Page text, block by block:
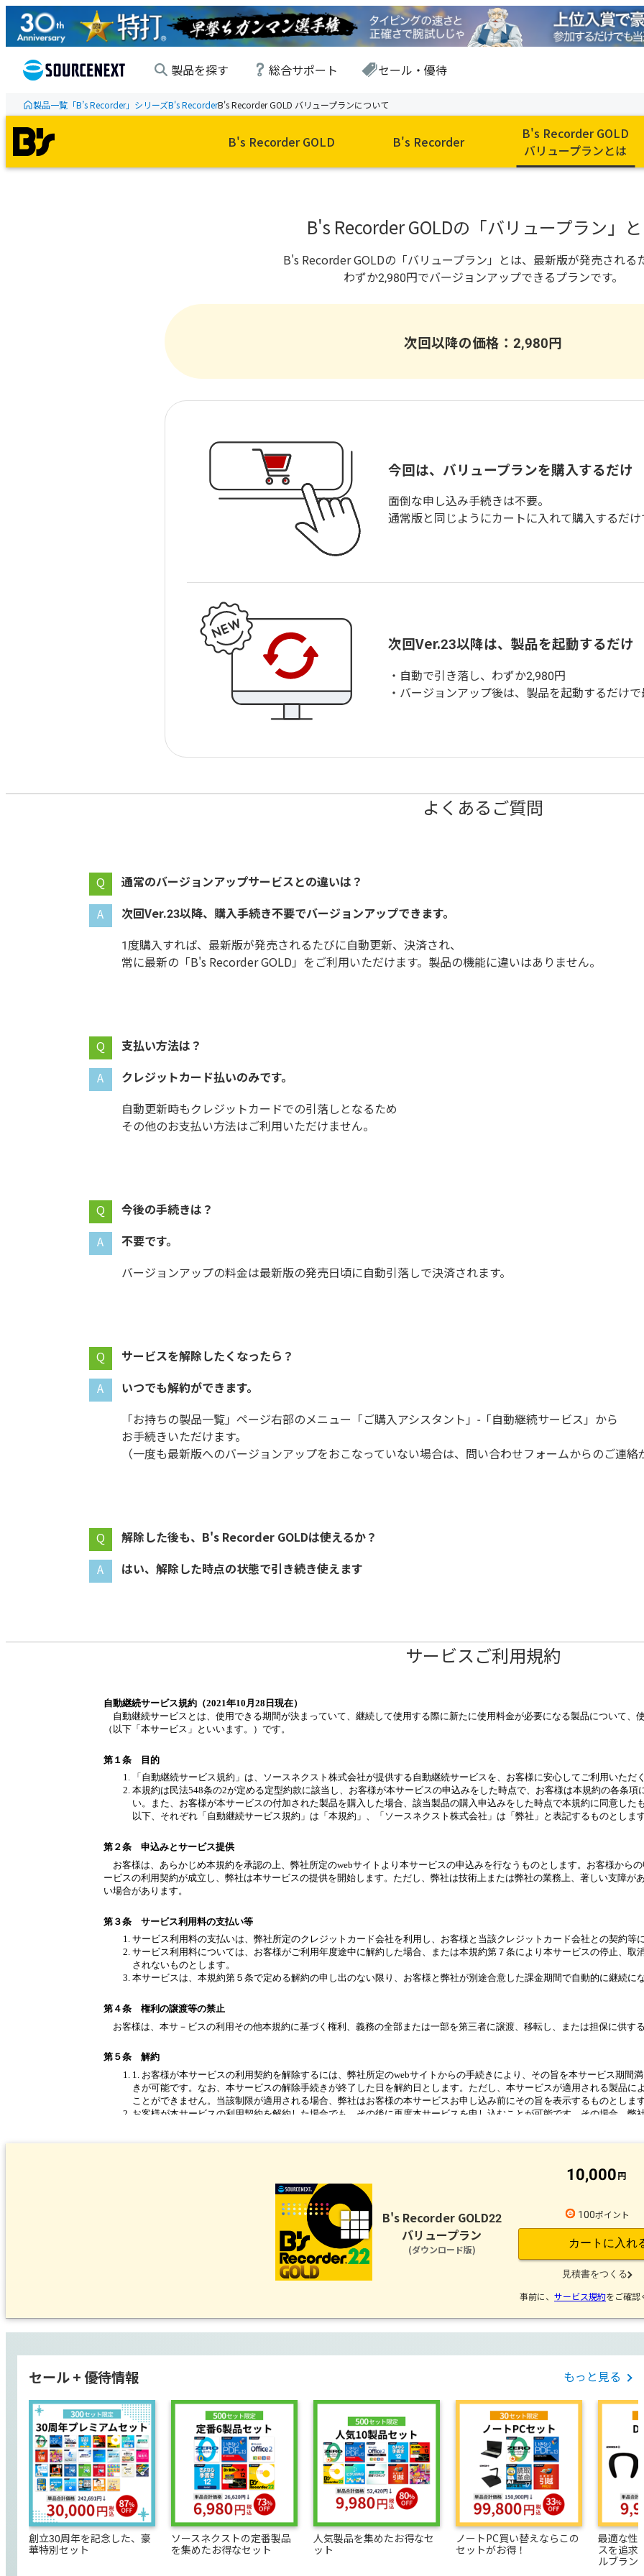
製品を探す 総合サポート セール・優待
製品一覧 「B’s Recorder」シリーズB's RecorderB's Recorder GOLD バリュープランについて
B's Recorder GOLD B's Recorder
B's Recorder GOLD
バリュープランとは
の「 」
の「
」とは、最新版が発売される
わずか
円でバージョンアップできるプランです。
次回以降の価格： 円
今回は、 を購入するだけ
面倒な申し込み手続きは不要。
通常版と同じようにカートに入れて購入するだけ
次回 以降は、製品を起動するだけ
・自動で引き落し、わずか
円
・バージョンアップ後は、製品を起動するだけ
よくあるご質問
通常のバージョンアップサービスとの違いは？
次回
以降、購入手続き不要でバージョンアップできます。
1度購入すれば、最新版が発売されるたびに自動更新、決済され、
常に最新の「
」をご利用いただけます。製品の機能に違いはありません。
支払い方法は？
クレジットカード払いのみです。
自動更新時もクレジットカードでの引落しとなるため
その他のお支払い方法はご利用いただけません。
今後の手続きは？
不要です。
バージョンアップの料金は最新版の発売日頃に自動引落しで決済されます。
サービスを解除したくなったら？
いつでも解約ができます。
「お持ちの製品一覧」ページ右部のメニュー「ご購入アシスタント」-「自動継続サービス」から
お手続きいただけます。
（一度も最新版へのバージョンアップをおこなっていない場合は、問い合わせフォームからのご連絡
解除した後も、
は使えるか？
はい、解除した時点の状態で引き続き使えます
サービスご利用規約
22
(ダウンロード版)
10,000
100
事前に、サービス規約をご確認
セール + 優待情報 もっと見る
創立30周年を記念した、豪
華特別セット
ソースネクストの定番製品
を集めたお得なセット
人気製品を集めたお得なセ
ット
ノートPC買い替えならこの
セットがお得！
最適な性
スを追求
ルブラン